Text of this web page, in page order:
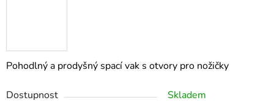
Pohodlný a prodyšný spací vak s otvory pro nožičky
Dostupnost
Skladem